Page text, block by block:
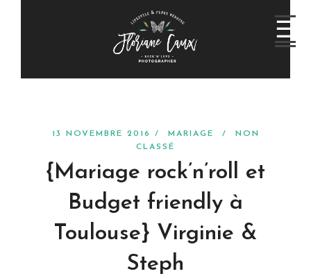
13 NOVEMBRE 2016 / MARIAGE /
NON
CLASSÉ
{Mariage rock’n’roll et
Budget friendly à
Toulouse} Virginie &
Steph